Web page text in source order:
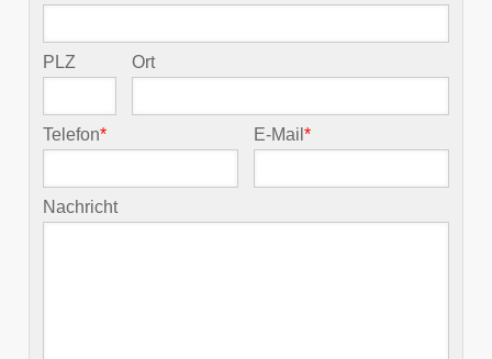
PLZ Ort
Telefon* E-Mail*
Nachricht